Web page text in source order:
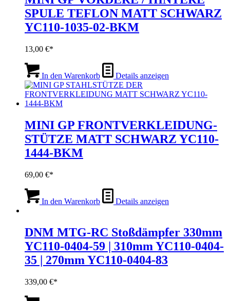
Die
Optionen
können
auf
werden
SPULE TEFLON MATT SCHWARZ
YC110-1035-02-BKM
13,00 €
In den Warenkorb Details anzeigen
MINI GP FRONTVERKLEIDUNG-
STÜTZE MATT SCHWARZ YC110-
1444-BKM
69,00 €
In den Warenkorb Details anzeigen
DNM MTG-RC Stoßdämpfer 330mm
YC110-0404-59 | 310mm YC110-0404-
35 | 270mm YC110-0404-83
339,00 €